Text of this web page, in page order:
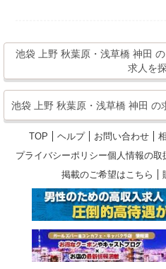
池袋 上野 秋葉原・浅草橋 神田
求人を
池袋 上野 秋葉原・浅草橋 神田 の
TOP ヘルプ お問い合わせ
プライバシーポリシー個人情報の取
掲載のご希望はこちら